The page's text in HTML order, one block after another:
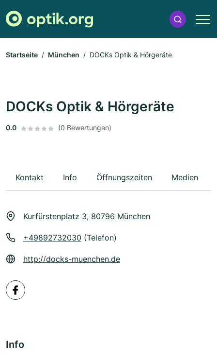
Startseite München DOCKs Optik & Hörgeräte
DOCKs Optik & Hörgeräte
0.0 (0 Bewertungen)
Kontakt Info Öffnungszeiten Medien
Kurfürstenplatz 3, 80796 München
+49892732030 (Telefon)
http://docks-muenchen.de
Info